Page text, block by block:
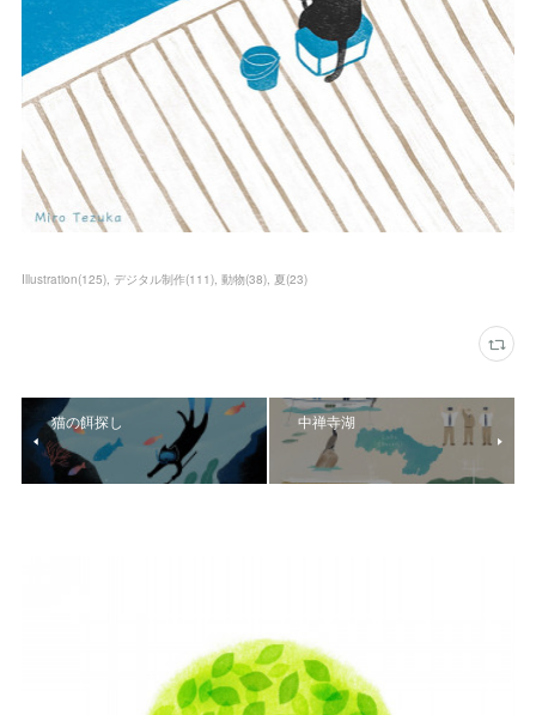
Illustration(125) デジタル制作(111) 動物(38) 夏(23)
猫の餌探し 中禅寺湖